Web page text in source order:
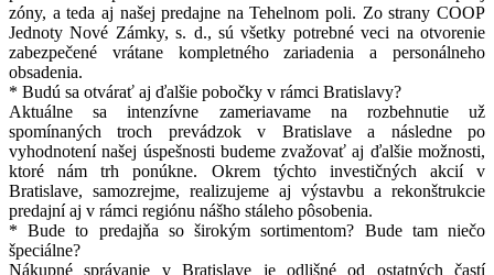
zóny, a teda aj našej predajne na Tehelnom poli. Zo strany COOP
Jednoty Nové Zámky, s. d., sú všetky potrebné veci na otvorenie
zabezpečené vrátane kompletného zariadenia a personálneho
obsadenia.
* Budú sa otvárať aj ďalšie pobočky v rámci Bratislavy?
Aktuálne sa intenzívne zameriavame na rozbehnutie už
spomínaných troch prevádzok v Bratislave a následne po
vyhodnotení našej úspešnosti budeme zvažovať aj ďalšie možnosti,
ktoré nám trh ponúkne. Okrem týchto investičných akcií v
Bratislave, samozrejme, realizujeme aj výstavbu a rekonštrukcie
predajní aj v rámci regiónu nášho stáleho pôsobenia.
* Bude to predajňa so širokým sortimentom? Bude tam niečo
špeciálne?
Nákupné správanie v Bratislave je odlišné od ostatných častí